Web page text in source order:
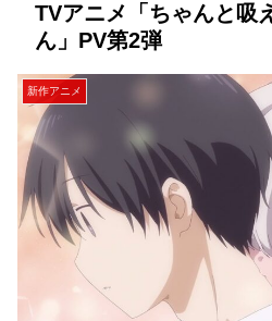
TVアニメ「ちゃんと吸
ん」PV第2弾
新作アニメ